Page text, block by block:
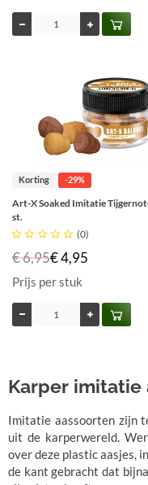
Korting -29%
Art-X Soaked Imitatie
st.
     (0)
€ 6,95€ 4,95
Prijs per stuk
Karper imitatie
Imitatie aassoorten zijn
uit de karperwereld.
over deze plastic aasjes,
de kant gebracht dat